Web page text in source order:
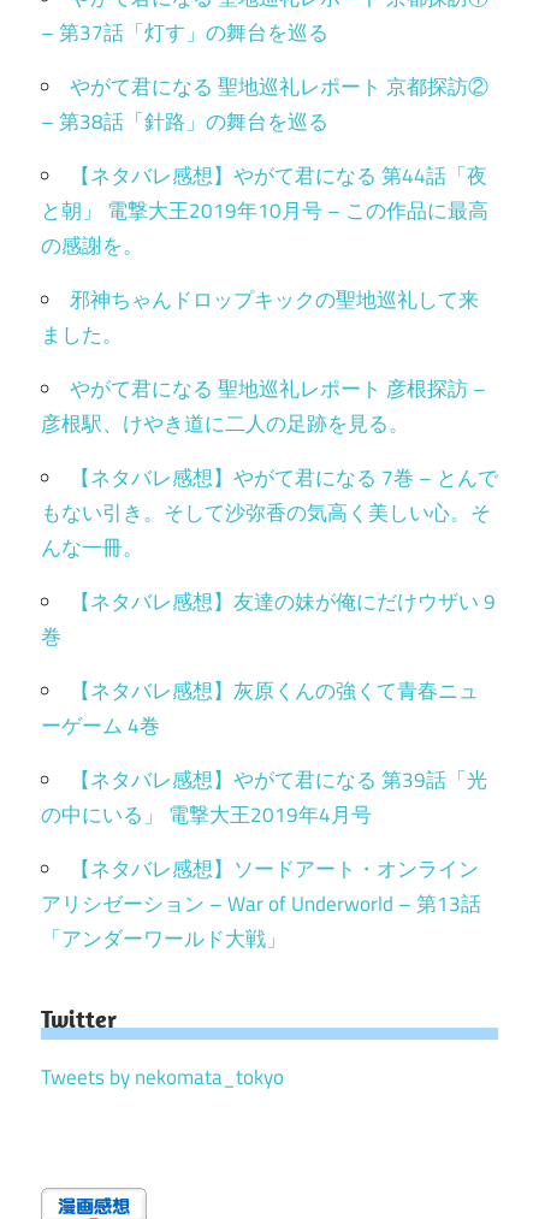
– 第37話「灯す」の舞台を巡る
やがて君になる 聖地巡礼レポート 京都探訪②
– 第38話「針路」の舞台を巡る
【ネタバレ感想】やがて君になる 第44話「夜
と朝」 電撃大王2019年10月号 – この作品に最高
の感謝を。
邪神ちゃんドロップキックの聖地巡礼して来
ました。
やがて君になる 聖地巡礼レポート 彦根探訪 –
彦根駅、けやき道に二人の足跡を見る。
【ネタバレ感想】やがて君になる 7巻 – とんで
もない引き。そして沙弥香の気高く美しい心。そ
んな一冊。
【ネタバレ感想】友達の妹が俺にだけウザい 9
巻
【ネタバレ感想】灰原くんの強くて青春ニュ
ーゲーム 4巻
【ネタバレ感想】やがて君になる 第39話「光
の中にいる」 電撃大王2019年4月号
【ネタバレ感想】ソードアート・オンライン
アリシゼーション – War of Underworld – 第13話
「アンダーワールド大戦」
Twitter
Tweets by nekomata_tokyo